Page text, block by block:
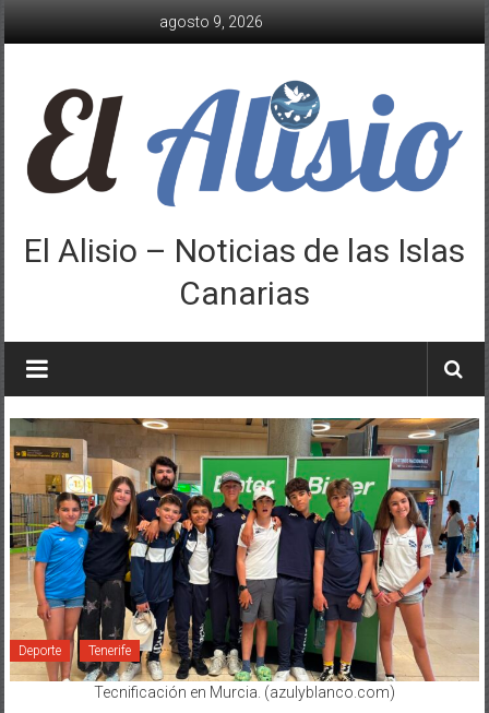
agosto 9, 2026
El Alisio – Noticias de las Islas
Canarias
Deporte Tenerife
Tecnificación en Murcia. (azulyblanco.com)